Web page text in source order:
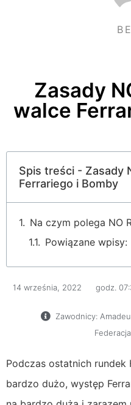
Zasady
walce
Spis treści - Zasady
Ferrariego i Bomby
Na czym polega NO
Powiązane wpisy:
14 września, 2022 godz.
Zawodnicy:
Podczas ostatnich rundek
bardzo dużo, występ